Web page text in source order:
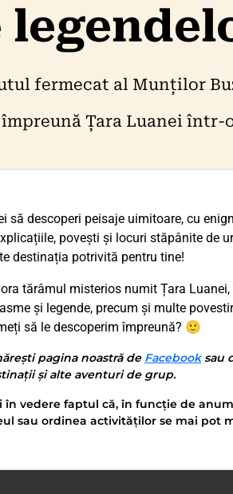
fermecat al Munților
Țara Luanei
să descoperi peisaje uimitoare, cu
povești și locuri stăpânite de
destinația potrivită pentru tine!
tărâmul misterios numit Țara
și legende, precum și multe
să le descoperim împreună? 🙂
pagina noastră de Facebooksau
și alte aventuri de grup.
în vedere faptul că, în funcție de
sau ordinea activităților se mai pot